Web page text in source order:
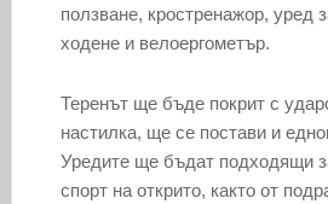
ползване, кростренажор, уред
ходене и велоергометър.
Теренът ще бъде покрит с
настилка, ще се постави и
Уредите ще бъдат подходящи
спорт на открито, както от